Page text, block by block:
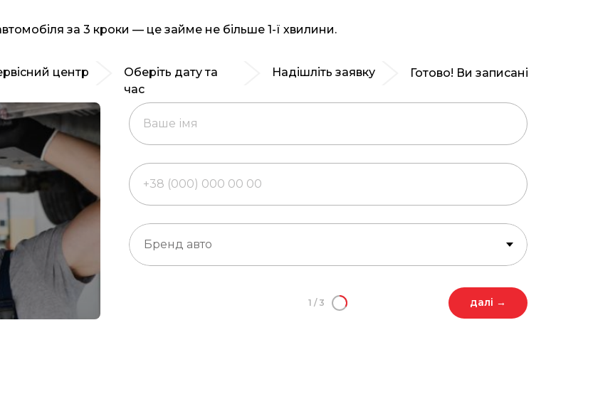
центр
Оберіть дату та
час
Готово! Ви записані
Надішліть заявку
за 3 кроки — це займе не більше 1-ї хвилини.
Ваше імя
+38 (000) 000 00 00
далі →
1 / 3